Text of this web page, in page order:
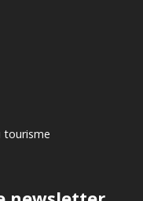
tourisme